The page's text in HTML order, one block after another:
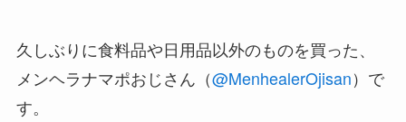
久しぶりに食料品や日用品以外のものを買った、
メンヘラナマポおじさん（@MenhealerOjisan）で
す。